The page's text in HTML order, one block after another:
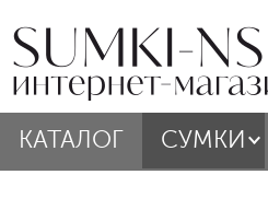
КАТАЛОГ СУМКИ